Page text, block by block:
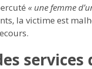
« une femme
la victime est
services